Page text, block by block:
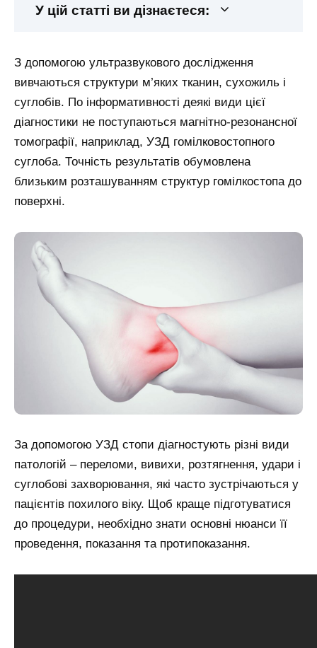
У цій статті ви дізнаєтеся:
З допомогою ультразвукового дослідження
вивчаються структури м’яких тканин, сухожиль і
суглобів. По інформативності деякі види цієї
діагностики не поступаються магнітно-резонансної
томографії, наприклад, УЗД гомілковостопного
суглоба. Точність результатів обумовлена
близьким розташуванням структур гомілкостопа до
поверхні.
За допомогою УЗД стопи діагностують різні види
патологій – переломи, вивихи, розтягнення, удари і
суглобові захворювання, які часто зустрічаються у
пацієнтів похилого віку. Щоб краще підготуватися
до процедури, необхідно знати основні нюанси її
проведення, показання та протипоказання.